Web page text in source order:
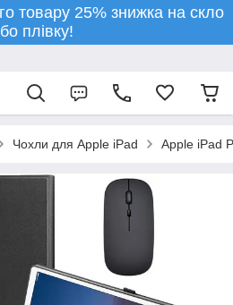
товару 25% знижка на скло
плівку!
Чохли для Apple iPad Apple iPad